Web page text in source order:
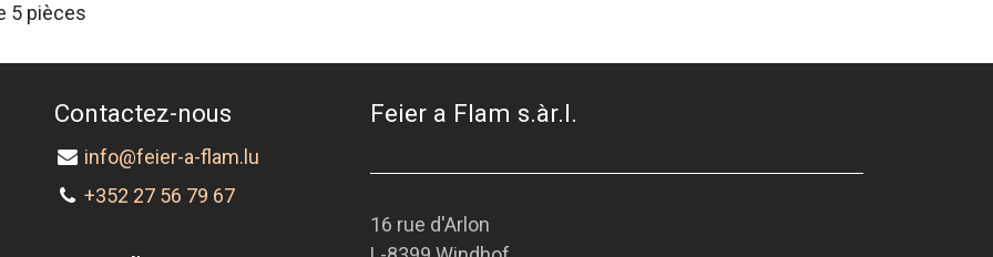
5 pièces
Contactez-nous
info@feier-a-flam.lu
+352 27 56 79 67
Feier a Flam s.àr.l.
16 rue d'Arlon